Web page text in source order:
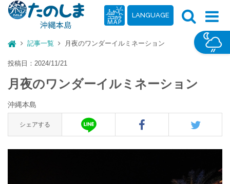
LANGUAGE
記事一覧 月夜のワンダーイルミネーション
投稿日：2024/11/21
月夜のワンダーイルミネーション
沖縄本島
シェアする